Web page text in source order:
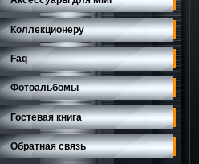
Коллекционеру
Faq
Фотоальбомы
Гостевая книга
Обратная связь